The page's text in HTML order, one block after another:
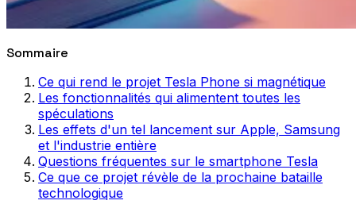
Sommaire
Ce qui rend le projet Tesla Phone si magnétique
Les fonctionnalités qui alimentent toutes les
spéculations
Les effets d'un tel lancement sur Apple, Samsung
et l'industrie entière
Questions fréquentes sur le smartphone Tesla
Ce que ce projet révèle de la prochaine bataille
technologique